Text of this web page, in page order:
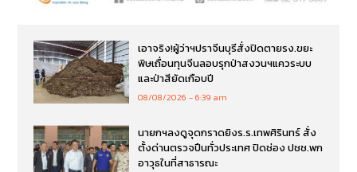
เอาจริง!ผู้ว่าฯปราจีนบุรีสั่งปิดตายรง.ขยะ
พิษเถื่อนทุนจีนลอบรุกป่าสงวนฯแควระบบ
และป่าสียัดเกือบปี
08/08/2026 6:39 am
นายกฯลงดูจุดกราดยิงร.ร.เทพศิรินทร์ สั่ง
ตั้งด่านตรวจปืนทั่วประเทศ ปิดช่อง ปชช.พก
อาวุธในที่สาธารณะ